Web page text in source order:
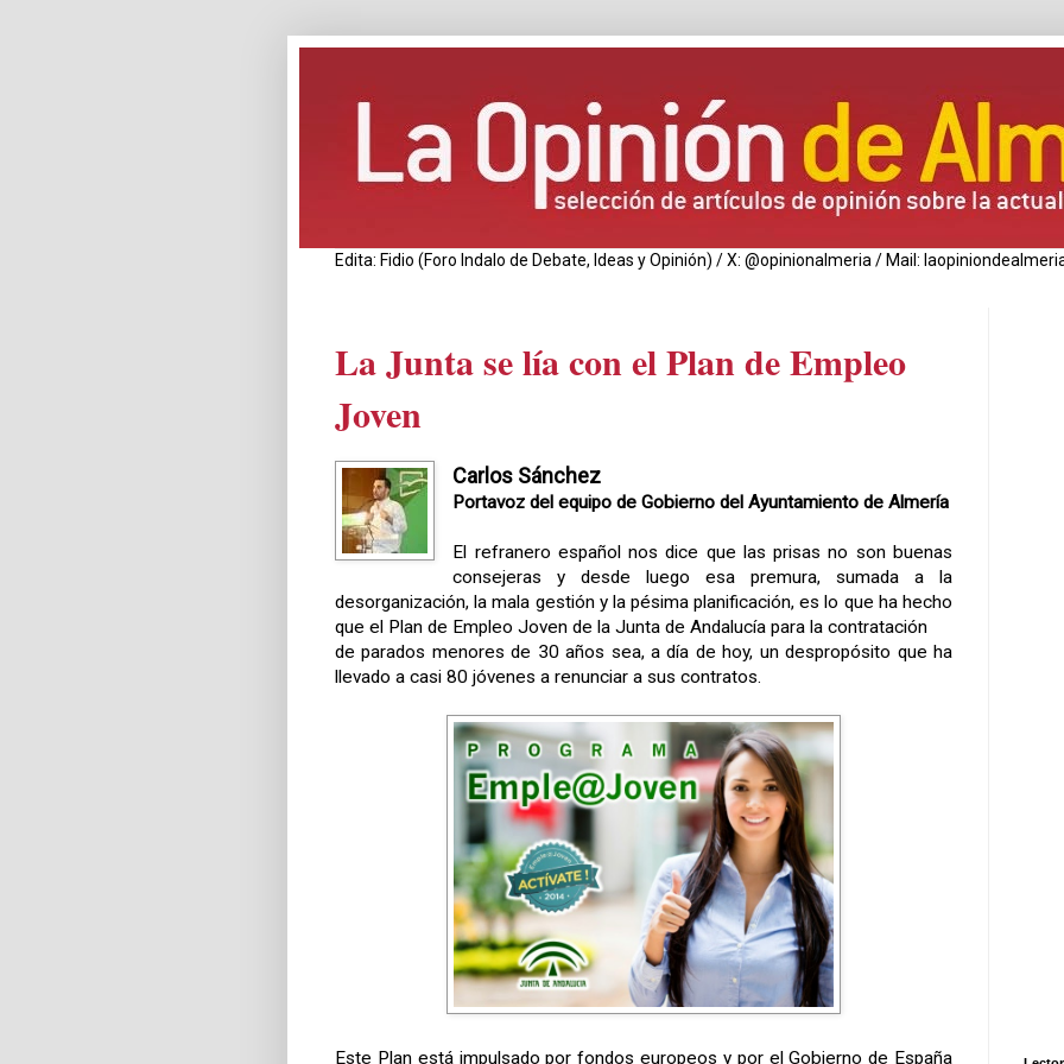
Edita: Fidio (Foro Indalo de Debate, Ideas y Opinión) / X: @opinionalmeria / Mail:
La Junta se lía con el Plan de Empleo
Joven
Carlos Sánchez
Portavoz del equipo de Gobierno del Ayuntamiento de Almería
El refranero español nos dice que las prisas no son buenas
consejeras y desde luego esa premura, sumada a la
desorganización, la mala gestión y la pésima planificación, es lo que ha hecho
que el Plan de Empleo Joven de la Junta de Andalucía para la contratación
de parados menores de 30 años sea, a día de hoy, un despropósito que ha
llevado a casi 80 jóvenes a renunciar a sus contratos.
Este Plan está impulsado por fondos europeos y por el Gobierno de España